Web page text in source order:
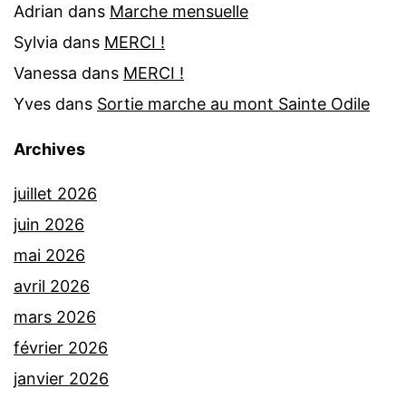
Adrian dans Marche mensuelle
Sylvia dans MERCI !
Vanessa dans MERCI !
Yves dans Sortie marche au mont Sainte Odile
Archives
juillet 2026
juin 2026
mai 2026
avril 2026
mars 2026
février 2026
janvier 2026